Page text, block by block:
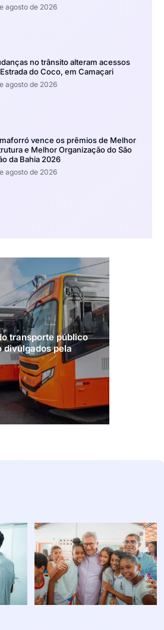
agosto de 2026
no trânsito alteram acessos
do Coco, em Camaçari
agosto de 2026
vence os prêmios de Melhor
e Melhor Organização do São
da Bahia 2026
agosto de 2026
transporte público
divulgados pela